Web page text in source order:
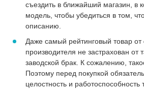
съездить в ближайший магазин, в
модель, чтобы убедиться в том,
описанию.
Даже самый рейтинговый товар от
производителя не застрахован от
заводской брак. К сожалению,
Поэтому перед покупкой
целостность и работоспособность